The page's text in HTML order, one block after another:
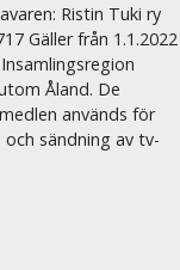
Ristin Tuki ry
Gäller från 1.1.2022
Åland. De
används för
sändning av tv-